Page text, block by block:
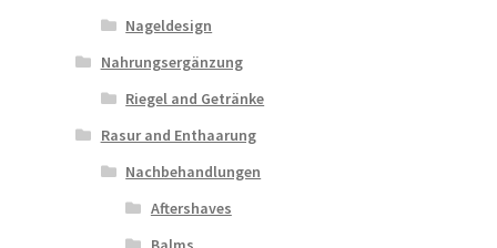
Nageldesign
Nahrungsergänzung
Riegel and Getränke
Rasur and Enthaarung
Nachbehandlungen
Aftershaves